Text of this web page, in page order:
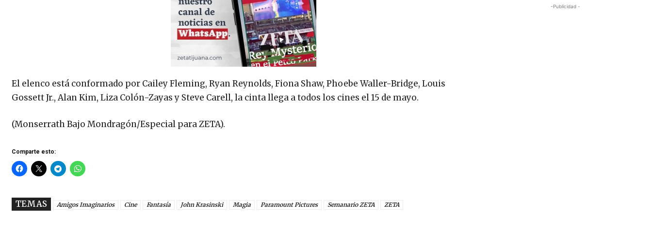
El elenco está conformado por Cailey Fleming, Ryan Reynolds, Fiona Shaw, Phoebe Waller-Bridge, Louis
Gossett Jr., Alan Kim, Liza Colón-Zayas y Steve Carell, la cinta llega a todos los cines el 15 de mayo.
(Monserrath Bajo Mondragón/Especial para ZETA).
Comparte esto:
TEMAS Amigos Imaginarios Cine Fantasía John Krasinski Magia Paramount Pictures Semanario ZETA ZETA
-Publicidad -